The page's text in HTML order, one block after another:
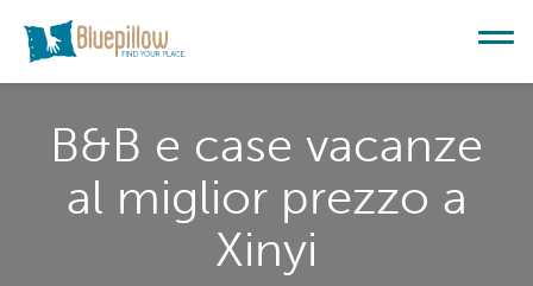
B&B e case vacanze
al miglior prezzo a
Xinyi